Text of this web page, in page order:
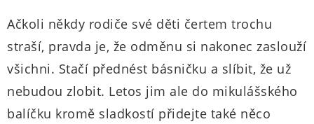
Ačkoli někdy rodiče své děti čertem trochu
straší, pravda je, že odměnu si nakonec zaslouží
všichni. Stačí přednést básničku a slíbit, že už
nebudou zlobit. Letos jim ale do mikulášského
balíčku kromě sladkostí přidejte také něco